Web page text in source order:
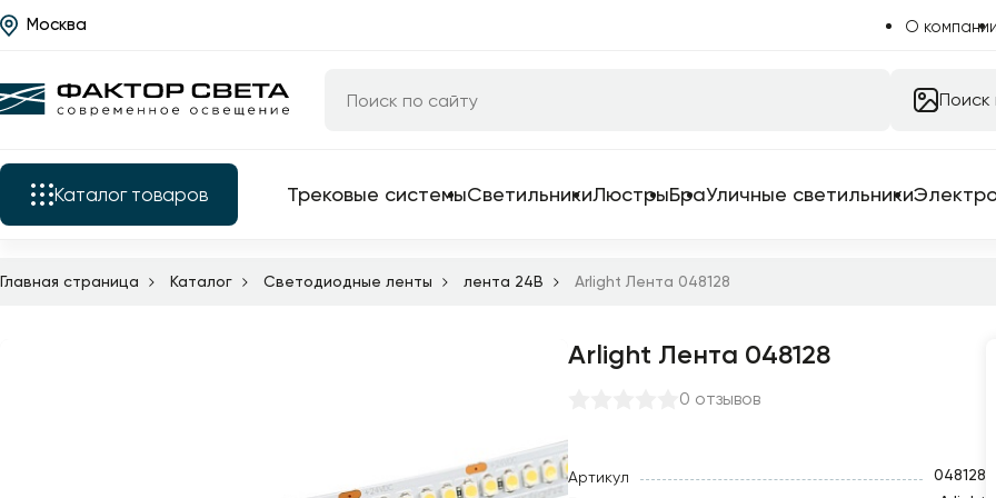
Москва О компании
Поиск
Каталог товаров
Все трековые системы
комплектующие для трековых систем
трековые системы в сборе
Трековые системыСветильникиЛюстрыБраУличные светильники
Главная страница Каталог Светодиодные ленты лента 24B Arlight Лента 048128
Arlight Лента 048128
0 отзывов
Артикул
048128
Назад
Каталог